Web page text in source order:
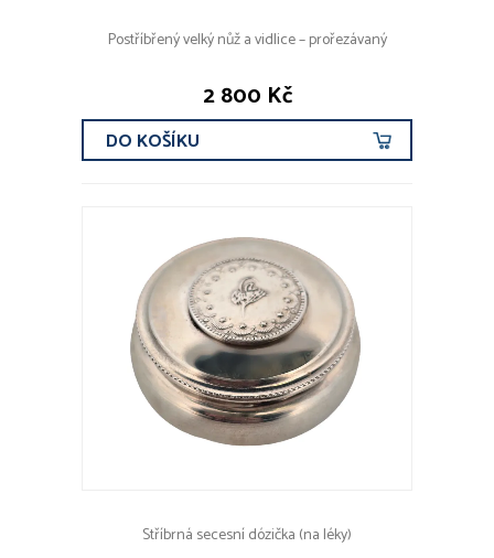
Postříbřený velký nůž a vidlice – prořezávaný
2 800 Kč
DO KOŠÍKU
Stříbrná secesní dózička (na léky)